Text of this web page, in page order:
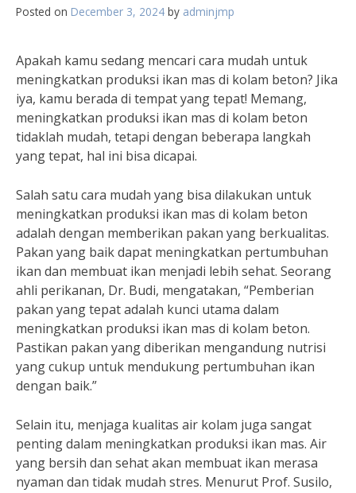
Posted on December 3, 2024 by adminjmp
Apakah kamu sedang mencari cara mudah untuk
meningkatkan produksi ikan mas di kolam beton? Jika
iya, kamu berada di tempat yang tepat! Memang,
meningkatkan produksi ikan mas di kolam beton
tidaklah mudah, tetapi dengan beberapa langkah
yang tepat, hal ini bisa dicapai.
Salah satu cara mudah yang bisa dilakukan untuk
meningkatkan produksi ikan mas di kolam beton
adalah dengan memberikan pakan yang berkualitas.
Pakan yang baik dapat meningkatkan pertumbuhan
ikan dan membuat ikan menjadi lebih sehat. Seorang
ahli perikanan, Dr. Budi, mengatakan, “Pemberian
pakan yang tepat adalah kunci utama dalam
meningkatkan produksi ikan mas di kolam beton.
Pastikan pakan yang diberikan mengandung nutrisi
yang cukup untuk mendukung pertumbuhan ikan
dengan baik.”
Selain itu, menjaga kualitas air kolam juga sangat
penting dalam meningkatkan produksi ikan mas. Air
yang bersih dan sehat akan membuat ikan merasa
nyaman dan tidak mudah stres. Menurut Prof. Susilo,